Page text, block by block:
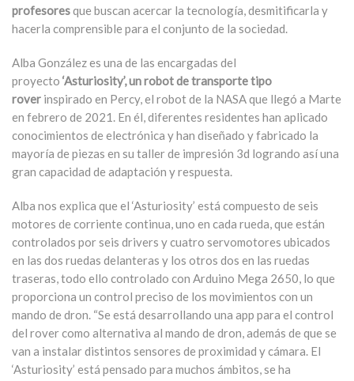
profesoresque buscan acercar la tecnología, desmitificarla y
hacerla comprensible para el conjunto de la sociedad.
Alba González es una de las encargadas del
proyecto ‘Asturiosity’, un robot de transporte tipo
rover inspirado en Percy, el robot de la NASA que llegó a Marte
en febrero de 2021. En él, diferentes residentes han aplicado
conocimientos de electrónica y han diseñado y fabricado la
mayoría de piezas en su taller de impresión 3d logrando así una
gran capacidad de adaptación y respuesta.
Alba nos explica que el ‘Asturiosity’ está compuesto de seis
motores de corriente continua, uno en cada rueda, que están
controlados por seis drivers y cuatro servomotores ubicados
en las dos ruedas delanteras y los otros dos en las ruedas
traseras, todo ello controlado con Arduino Mega 2650, lo que
proporciona un control preciso de los movimientos con un
mando de dron. “Se está desarrollando una app para el control
del rover como alternativa al mando de dron, además de que se
van a instalar distintos sensores de proximidad y cámara. El
‘Asturiosity’ está pensado para muchos ámbitos, se ha